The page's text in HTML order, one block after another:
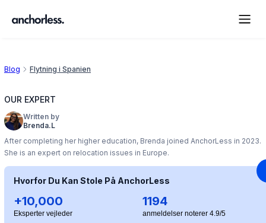
Blog Flytning i Spanien
OUR EXPERT
Written by
Brenda.L
After completing her higher education, Brenda joined AnchorLess in 2023.
She is an expert on relocation issues in Europe.
Hvorfor Du Kan Stole På AnchorLess
+10,000
Eksperter vejleder
1194
anmeldelser noterer 4.9/5